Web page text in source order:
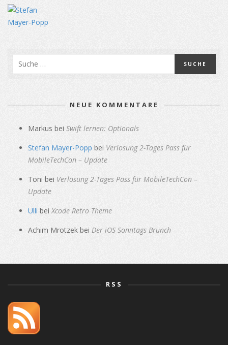
NEUE KOMMENTARE
Markus bei Swift lernen: Optionals
Stefan Mayer-Popp bei Verlosung 2-Tages Pass für
MobileTechCon – Update
Toni bei Verlosung 2-Tages Pass für MobileTechCon –
Update
Ulli beiXcode Retro Theme
Achim Mrotzek bei Der iOS Sonntags Brunch
RSS